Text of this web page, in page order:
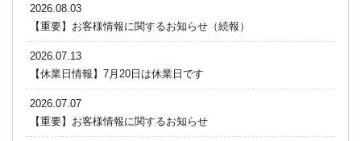
2026.08.03
【重要】お客様情報に関するお知らせ（続報）
2026.07.13
【休業日情報】7月20日は休業日です
2026.07.07
【重要】お客様情報に関するお知らせ